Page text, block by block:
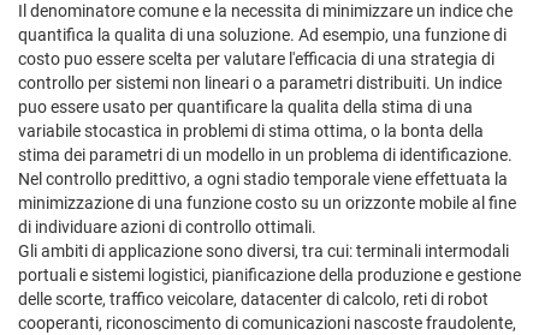
Il denominatore comune e la necessita di minimizzare un indice che
quantifica la qualita di una soluzione. Ad esempio, una funzione di
costo puo essere scelta per valutare l'efficacia di una strategia di
controllo per sistemi non lineari o a parametri distribuiti. Un indice
puo essere usato per quantificare la qualita della stima di una
variabile stocastica in problemi di stima ottima, o la bonta della
stima dei parametri di un modello in un problema di identificazione.
Nel controllo predittivo, a ogni stadio temporale viene effettuata la
minimizzazione di una funzione costo su un orizzonte mobile al fine
di individuare azioni di controllo ottimali.
Gli ambiti di applicazione sono diversi, tra cui: terminali intermodali
portuali e sistemi logistici, pianificazione della produzione e gestione
delle scorte, traffico veicolare, datacenter di calcolo, reti di robot
cooperanti, riconoscimento di comunicazioni nascoste fraudolente,